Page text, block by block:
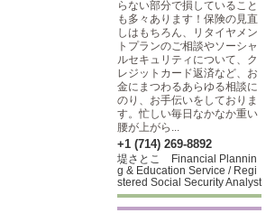
らない部分で損していること
も多々あります！保険の見直
しはもちろん、リタイヤメン
トプランのご相談やソーシャ
ルセキュリティについて、ク
レジットカード返済など、お
金にまつわるあらゆる相談に
のり、お手伝いをしておりま
す。忙しい毎日なかなか重い
腰が上がら...
+1 (714) 269-8892
堤さとこ Financial Plannin
g & Education Service / Regi
stered Social Security Analyst